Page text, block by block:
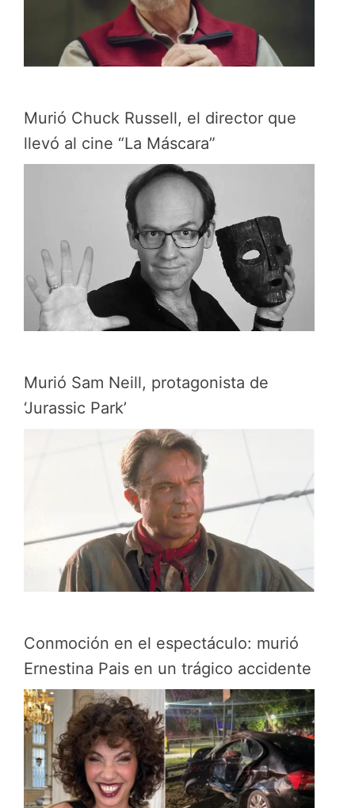
Murió Chuck Russell, el director que
llevó al cine “La Máscara”
Murió Sam Neill, protagonista de
‘Jurassic Park’
Conmoción en el espectáculo: murió
Ernestina Pais en un trágico accidente